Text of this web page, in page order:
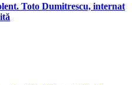
Toto Dumitrescu, internat